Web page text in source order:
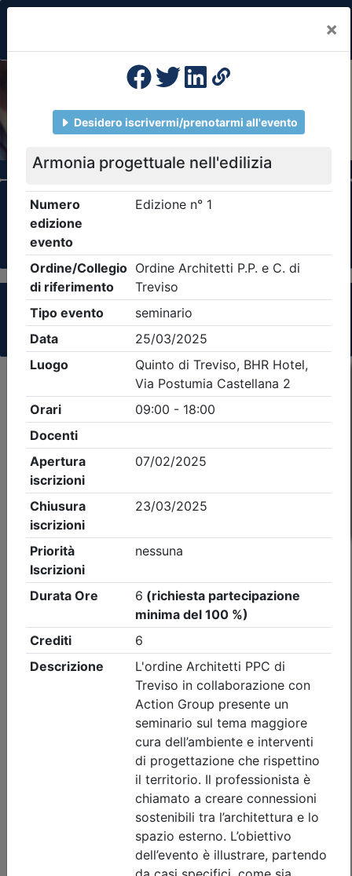
×
Previous
Formazione Professionale Continua
Il portale della formazione per Ordini e
Clicca qui - espandi la sezione dei filtri ricerca
eventi
Criteri di ricerca applicati:
- Tipo Ordine/collegio:
Treviso- Eventi in programma dal
Dettagli evento
A pagamento
Ordine Architetti P.P. e C. di Treviso
ETICA DELL’ECCELLENZA PER
TECNICI – Per una carriera
professionale di successo_on demand
Materie Obbl.